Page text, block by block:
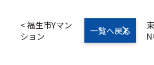
<福生市Yマン
ション
一覧へ戻る